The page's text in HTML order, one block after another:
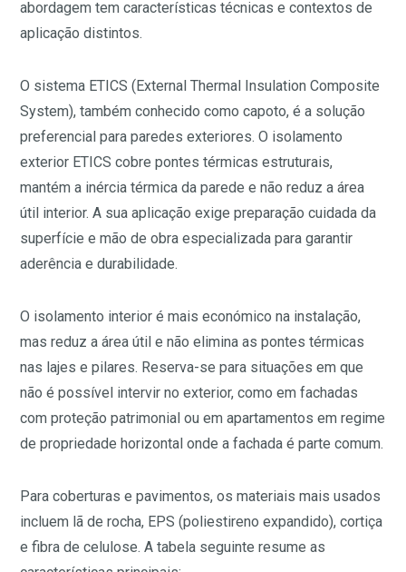
abordagem tem características técnicas e contextos de
aplicação distintos.
O sistema ETICS (External Thermal Insulation Composite
System), também conhecido como capoto, é a solução
preferencial para paredes exteriores. O isolamento
exterior ETICS cobre pontes térmicas estruturais,
mantém a inércia térmica da parede e não reduz a área
útil interior. A sua aplicação exige preparação cuidada da
superfície e mão de obra especializada para garantir
aderência e durabilidade.
O isolamento interior é mais económico na instalação,
mas reduz a área útil e não elimina as pontes térmicas
nas lajes e pilares. Reserva-se para situações em que
não é possível intervir no exterior, como em fachadas
com proteção patrimonial ou em apartamentos em regime
de propriedade horizontal onde a fachada é parte comum.
Para coberturas e pavimentos, os materiais mais usados
incluem lã de rocha, EPS (poliestireno expandido), cortiça
e fibra de celulose. A tabela seguinte resume as